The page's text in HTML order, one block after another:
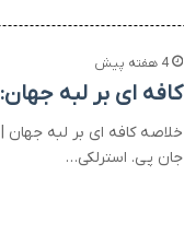
4 هفته پیش
کافه ای بر لبه
خلاصه کافه ای بر لبه جهان
جان پی. استرلکی…